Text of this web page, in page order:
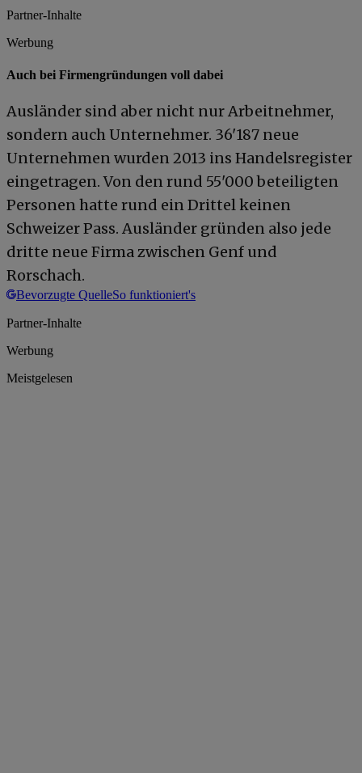
Partner-Inhalte
Werbung
Auch bei Firmengründungen voll dabei
Ausländer sind aber nicht nur Arbeitnehmer,
sondern auch Unternehmer. 36'187 neue
Unternehmen wurden 2013 ins Handelsregister
eingetragen. Von den rund 55'000 beteiligten
Personen hatte rund ein Drittel keinen
Schweizer Pass. Ausländer gründen also jede
dritte neue Firma zwischen Genf und
Rorschach.
Bevorzugte QuelleSo funktioniert's
Partner-Inhalte
Werbung
Meistgelesen